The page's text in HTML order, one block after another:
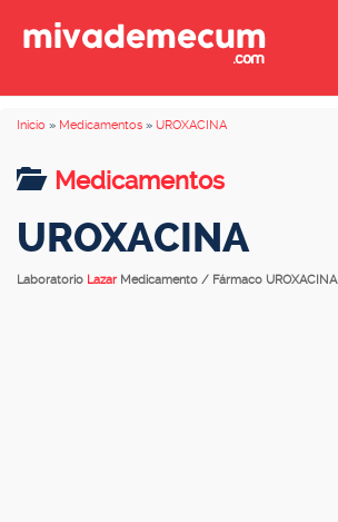
Inicio » Medicamentos » UROXACINA
Medicamentos
UROXACINA
Laboratorio Lazar Medicamento / Fármaco UROXACINA